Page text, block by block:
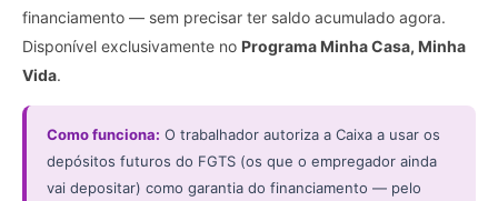
financiamento — sem precisar ter saldo acumulado agora.
Disponível exclusivamente no Programa Minha Casa, Minha
Vida.
Como funciona: O trabalhador autoriza a Caixa a usar os
depósitos futuros do FGTS (os que o empregador ainda
vai depositar) como garantia do financiamento — pelo